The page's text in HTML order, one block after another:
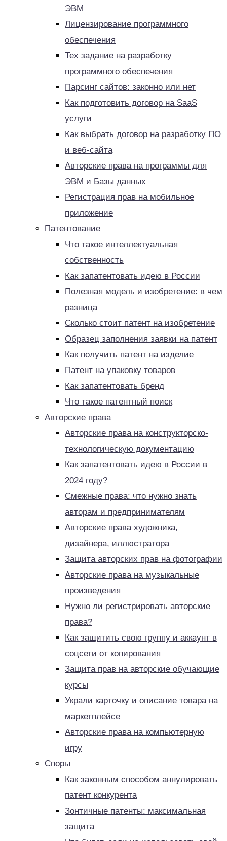
ЭВМ
Лицензирование программного
обеспечения
Тех задание на разработку
программного обеспечения
Парсинг сайтов: законно или нет
Как подготовить договор на SaaS
услуги
Как выбрать договор на разработку ПО
и веб-сайта
Авторские права на программы для
ЭВМ и Базы данных
Регистрация прав на мобильное
приложение
Патентование
Что такое интеллектуальная
собственность
Как запатентовать идею в России
Полезная модель и изобретение: в чем
разница
Сколько стоит патент на изобретение
Образец заполнения заявки на патент
Как получить патент на изделие
Патент на упаковку товаров
Как запатентовать бренд
Что такое патентный поиск
Авторские права
Авторские права на конструкторско-
технологическую документацию
Как запатентовать идею в России в
2024 году?
Смежные права: что нужно знать
авторам и предпринимателям
Авторские права художника,
дизайнера, иллюстратора
Защита авторских прав на фотографии
Авторские права на музыкальные
произведения
Нужно ли регистрировать авторские
права?
Как защитить свою группу и аккаунт в
соцсети от копирования
Защита прав на авторские обучающие
курсы
Украли карточку и описание товара на
маркетплейсе
Авторские права на компьютерную
игру
Споры
Как законным способом аннулировать
патент конкурента
Зонтичные патенты: максимальная
защита